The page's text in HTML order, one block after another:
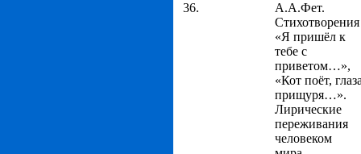
36.
А.А.Фет.
Стихотворения
«Я пришёл к
тебе с
приветом…»,
«Кот поёт,
прищуря…».
Лирические
переживания
человеком